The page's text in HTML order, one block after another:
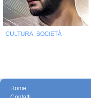
CULTURA SOCIETÀ
Home